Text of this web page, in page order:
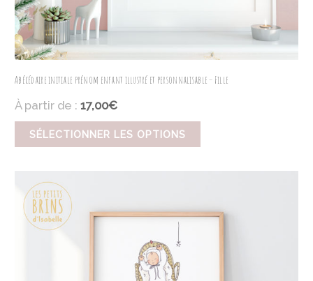
Abécédaire initiale prénom enfant illustré et personnalisable – Fille
À partir de : 17,00€
SÉLECTIONNER LES OPTIONS